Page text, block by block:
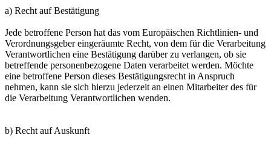
a) Recht auf Bestätigung
Jede betroffene Person hat das vom Europäischen Richtlinien- und
Verordnungsgeber eingeräumte Recht, von dem für die Verarbeitung
Verantwortlichen eine Bestätigung darüber zu verlangen, ob sie
betreffende personenbezogene Daten verarbeitet werden. Möchte
eine betroffene Person dieses Bestätigungsrecht in Anspruch
nehmen, kann sie sich hierzu jederzeit an einen Mitarbeiter des für
die Verarbeitung Verantwortlichen wenden.
b) Recht auf Auskunft